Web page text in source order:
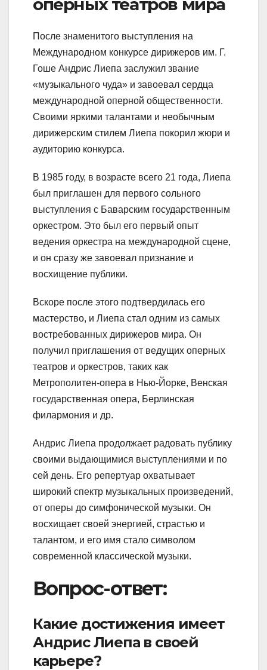
После знаменитого выступления на
Международном конкурсе дирижеров им. Г.
Гоше Андрис Лиепа заслужил звание
«музыкального чуда» и завоевал сердца
международной оперной общественности.
Своими яркими талантами и необычным
дирижерским стилем Лиепа покорил жюри и
аудиторию конкурса.
В 1985 году, в возрасте всего 21 года, Лиепа
был приглашен для первого сольного
выступления с Баварским государственным
оркестром. Это был его первый опыт
ведения оркестра на международной сцене,
и он сразу же завоевал признание и
восхищение публики.
Вскоре после этого подтвердилась его
мастерство, и Лиепа стал одним из самых
востребованных дирижеров мира. Он
получил приглашения от ведущих оперных
театров и оркестров, таких как
Метрополитен-опера в Нью-Йорке, Венская
государственная опера, Берлинская
филармония и др.
Андрис Лиепа продолжает радовать публику
своими выдающимися выступлениями и по
сей день. Его репертуар охватывает
широкий спектр музыкальных произведений,
от оперы до симфонической музыки. Он
восхищает своей энергией, страстью и
талантом, и его имя стало символом
современной классической музыки.
Вопрос-ответ:
Какие достижения имеет
Андрис Лиепа в своей
карьере?